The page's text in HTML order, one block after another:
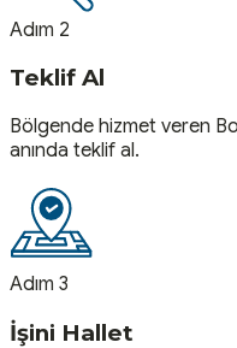
Adım 2
Teklif Al
Bölgende hizmet veren
anında teklif al.
Adım 3
İşini Hallet